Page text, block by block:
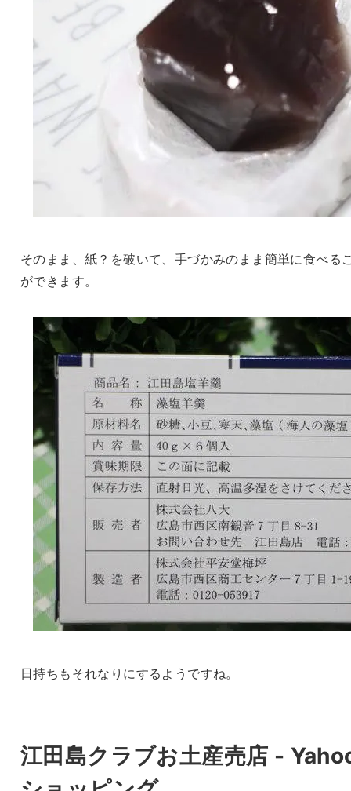
そのまま、紙？を破いて、手づかみのまま簡単に食べる
ができます。
日持ちもそれなりにするようですね。
江田島クラブお土産売店 -